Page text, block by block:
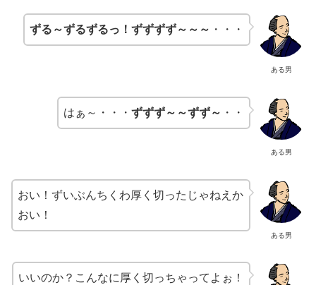
ある男
ずる～ずるずるっ！ずずずず～～～ ・・・
ある男
はぁ～・・・ずずず～～ずず～ ・・
ある男
おい！ずいぶんちくわ厚く切ったじゃねえか
おい！
いいのか？こんなに厚く切っちゃってよぉ！